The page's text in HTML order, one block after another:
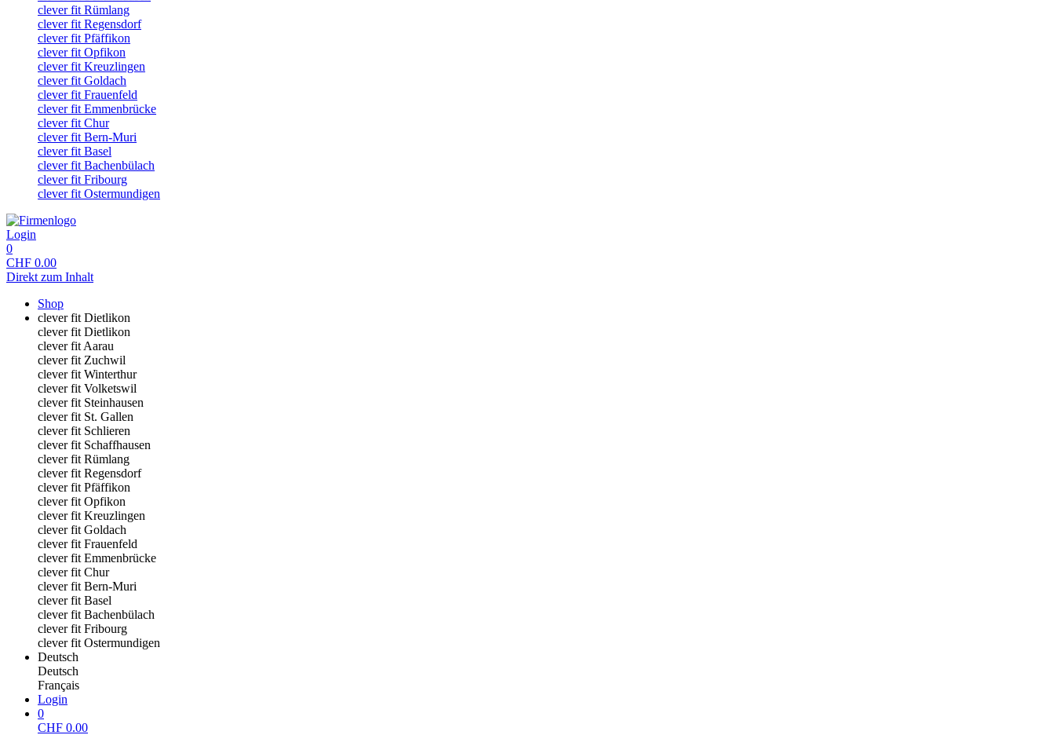
clever fit Rümlang
clever fit Regensdorf
clever fit Pfäffikon
clever fit Opfikon
clever fit Kreuzlingen
clever fit Goldach
clever fit Frauenfeld
clever fit Emmenbrücke
clever fit Chur
clever fit Bern-Muri
clever fit Basel
clever fit Bachenbülach
clever fit Fribourg
clever fit Ostermundigen
Login
0
CHF 0.00
Direkt zum Inhalt
Shop
clever fit Dietlikon
clever fit Dietlikon
clever fit Aarau
clever fit Zuchwil
clever fit Winterthur
clever fit Volketswil
clever fit Steinhausen
clever fit St. Gallen
clever fit Schlieren
clever fit Schaffhausen
clever fit Rümlang
clever fit Regensdorf
clever fit Pfäffikon
clever fit Opfikon
clever fit Kreuzlingen
clever fit Goldach
clever fit Frauenfeld
clever fit Emmenbrücke
clever fit Chur
clever fit Bern-Muri
clever fit Basel
clever fit Bachenbülach
clever fit Fribourg
clever fit Ostermundigen
Deutsch
Deutsch
Français
Login
0
CHF 0.00